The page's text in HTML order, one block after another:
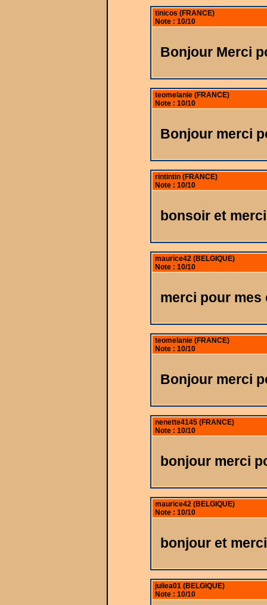
tinicos (FRANCE)
Note : 10/10
Bonjour Merci
teomelanie (FRANCE)
Note : 10/10
Bonjour merci
rintintin (FRANCE)
Note : 10/10
bonsoir et
maurice42 (BELGIQUE)
Note : 10/10
merci pour mes
teomelanie (FRANCE)
Note : 10/10
Bonjour merci
nenette4145 (FRANCE)
Note : 10/10
bonjour merci
maurice42 (BELGIQUE)
Note : 10/10
bonjour et
juliea01 (BELGIQUE)
Note : 10/10